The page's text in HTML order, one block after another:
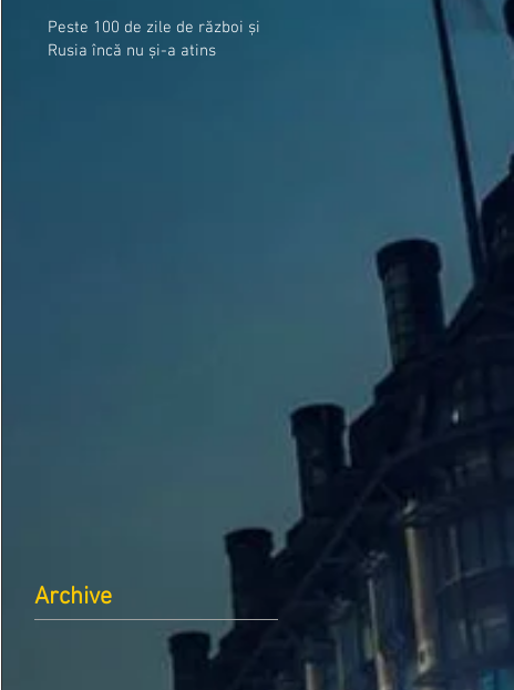
Peste 100 de zile de război și
Rusia încă nu și-a atins
Archive